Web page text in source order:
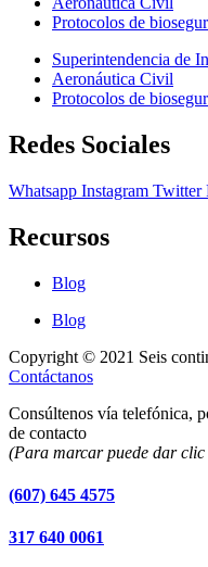
Protocolos de
Superintendencia de
Aeronáutica Civil
Protocolos de
Redes Sociales
Whatsapp Instagram Twitter
Recursos
Blog
Blog
Copyright © 2021 Seis
Contáctanos
Consúltenos vía telefónica,
de contacto
(Para marcar puede dar clic
(607) 645 4575
317 640 0061